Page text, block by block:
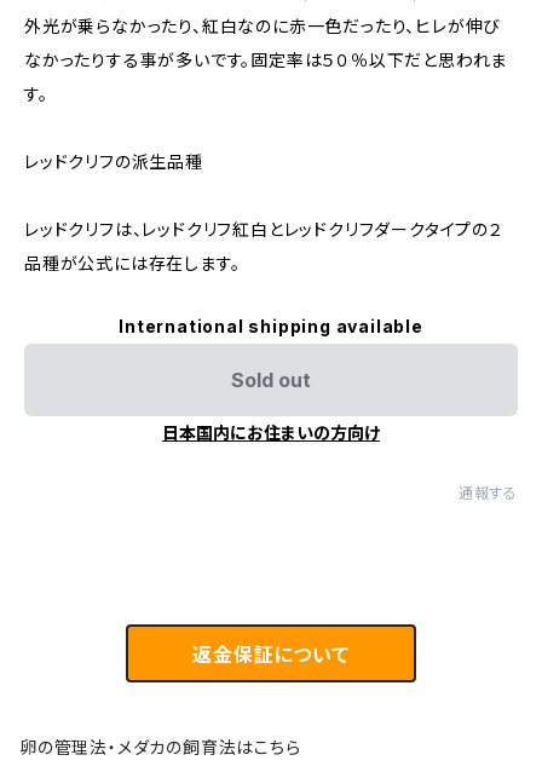
外光が乗らなかったり、紅白なのに赤一色だったり、ヒレが伸び
なかったりする事が多いです。固定率は５０％以下だと思われま
す。
レッドクリフの派生品種
レッドクリフは、レッドクリフ紅白とレッドクリフダークタイプの２
品種が公式には存在します。
International shipping available
Sold out
日本国内にお住まいの方向け
通報する
返金保証について
卵の管理法・メダカの飼育法はこちら